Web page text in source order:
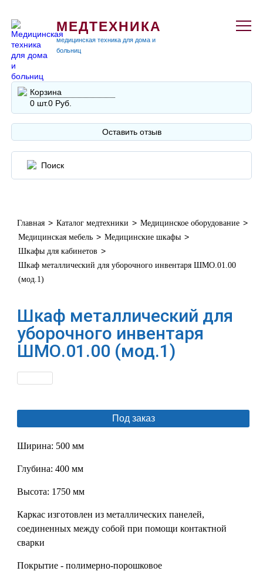
МЕДТЕХНИКА
медицинская техника для дома и
больниц
Корзина
0 шт.0 Руб.
Оставить отзыв
Главная > Каталог медтехники > Медицинское оборудование >
Медицинская мебель > Медицинские шкафы >
Шкафы для кабинетов >
Шкаф металлический для уборочного инвентаря ШМО.01.00
(мод.1)
Шкаф металлический для
уборочного инвентаря
ШМО.01.00 (мод.1)
Под заказ
Ширина: 500 мм
Глубина: 400 мм
Высота: 1750 мм
Каркас изготовлен из металлических панелей,
соединенных между собой при помощи контактной
сварки
Покрытие - полимерно-порошковое